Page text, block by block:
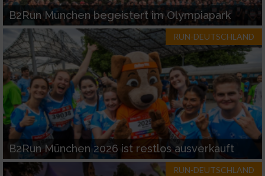
B2Run München begeistert im Olympiapark
RUN-DEUTSCHLAND
B2Run München 2026 ist restlos ausverkauft
RUN-DEUTSCHLAND